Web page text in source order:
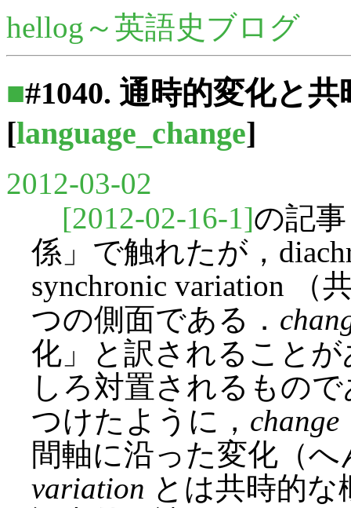
hellog～英語史ブログ
■#1040. 通時的変化と
[language_change]
2012-03-02
[2012-02-16-1]の記
係」で触れたが，
synchronic variation （
つの側面である．
化」と訳されること
しろ対置されるもの
つけたように， change
間軸に沿った変化（
variation とは共時的